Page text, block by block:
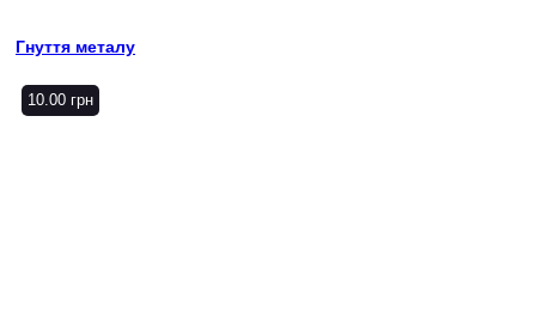
Гнуття металу
10.00 грн